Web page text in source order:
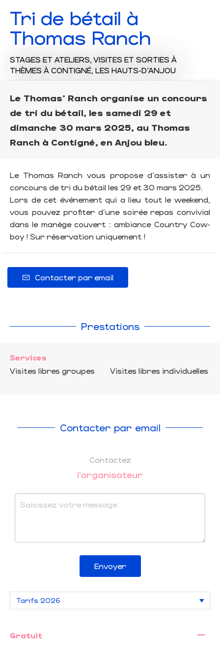
Tri de bétail à
Thomas Ranch
STAGES ET ATELIERS, VISITES ET SORTIES À
THÈMES À CONTIGNÉ, LES HAUTS-D'ANJOU
Le Thomas' Ranch organise un concours
de tri du bétail, les samedi 29 et
dimanche 30 mars 2025, au Thomas
Ranch à Contigné, en Anjou bleu.
Le Thomas Ranch vous propose d'assister à un
concours de tri du bétail les 29 et 30 mars 2025.
Lors de cet événement qui a lieu tout le weekend,
vous pouvez profiter d'une soirée repas convivial
dans le manège couvert : ambiance Country Cow-
boy ! Sur réservation uniquement !
Contacter par email
Prestations
Services
Visites libres groupes
Visites libres individuelles
Contacter par email
Contactez
l'organisateur
Envoyer
Gratuit —